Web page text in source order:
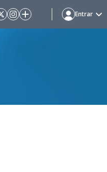
Entrar